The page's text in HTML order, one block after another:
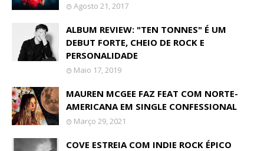
Agosto 21, 2017
ALBUM REVIEW: "TEN TONNES" É UM
DEBUT FORTE, CHEIO DE ROCK E
PERSONALIDADE
Maio 17, 2019
MAUREN MCGEE FAZ FEAT COM NORTE-
AMERICANA EM SINGLE CONFESSIONAL
Março 29, 2021
COVE ESTREIA COM INDIE ROCK ÉPICO